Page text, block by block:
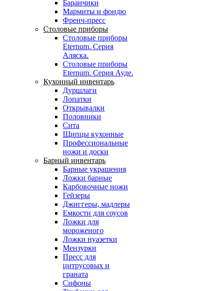
Баранчики
Мармиты и фондю
Френч-пресс
Столовые приборы
Столовые приборы
Eternum. Серия
Аляска.
Столовые приборы
Eternum. Серия Ауде.
Кухонный инвентарь
Дуршлаги
Лопатки
Открывалки
Половники
Сита
Щипцы кухонные
Профессиональные
ножи и доски
Барный инвентарь
Барные украшения
Ложки барные
Карбовочные ножи
Гейзеры
Джиггеры, мадлеры
Емкости для соусов
Ложки для
мороженого
Ложки нуазетки
Мензурки
Пресс для
цитрусовых и
граната
Сифоны